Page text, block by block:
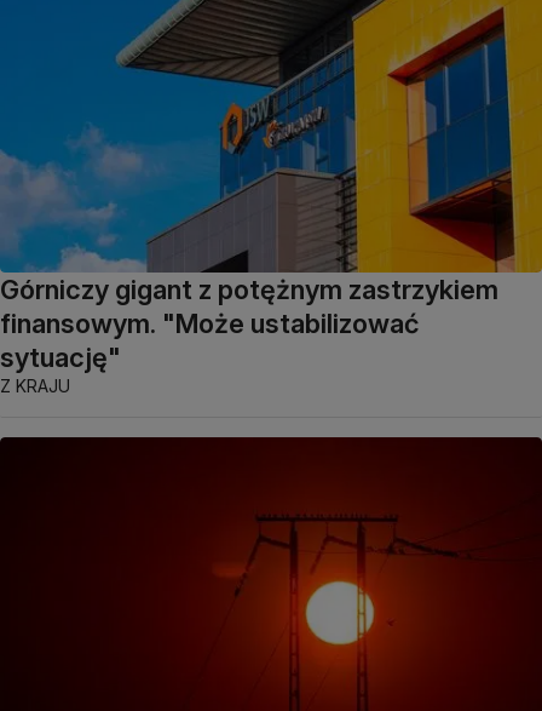
Górniczy gigant z potężnym zastrzykiem
finansowym. "Może ustabilizować
sytuację"
Z KRAJU